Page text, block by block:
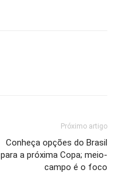
Próximo artigo
Conheça opções do Brasil
para a próxima Copa; meio-
campo é o foco